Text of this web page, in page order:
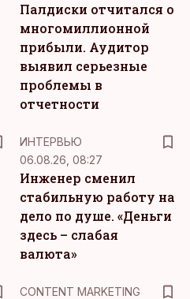
Палдиски отчитался о
многомиллионной
прибыли. Аудитор
выявил серьезные
проблемы в
отчетности
ИНТЕРВЬЮ
06.08.26, 08:27
Инженер сменил
стабильную работу на
дело по душе. «Деньги
здесь – слабая
валюта»
CONTENT MARKETING